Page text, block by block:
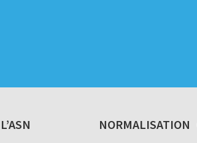
L’ASN NORMALISATION